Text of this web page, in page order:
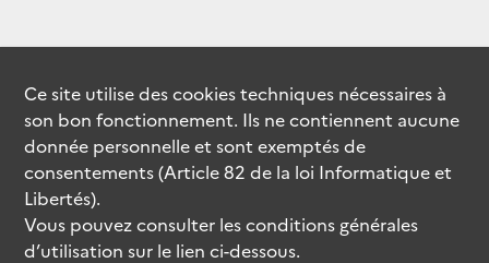
Ce site utilise descookiestechniques nécessaires à
son bon fonctionnement. Ils ne contiennent aucune
donnée personnelle et sont exemptés de
consentements (Article 82 de la loi Informatique et
Libertés).
Vous pouvez consulter les conditions générales
d’utilisation sur le lien ci-dessous.